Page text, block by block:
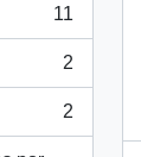
11
2
2